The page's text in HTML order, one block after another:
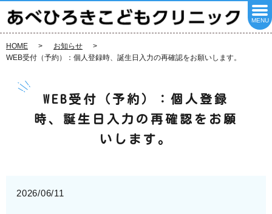
MENU
HOME
お知らせ
WEB受付（予約）：個人登録時、誕生日入力の再確認をお願いします。
WEB受付（予約）：個人登録
時、誕生日入力の再確認をお願
いします。
2026/06/11